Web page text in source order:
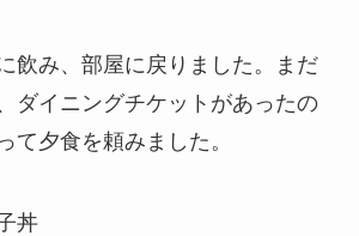
飲み、部屋に戻りました。まだ
ダイニングチケットがあったの
て夕食を頼みました。
丼